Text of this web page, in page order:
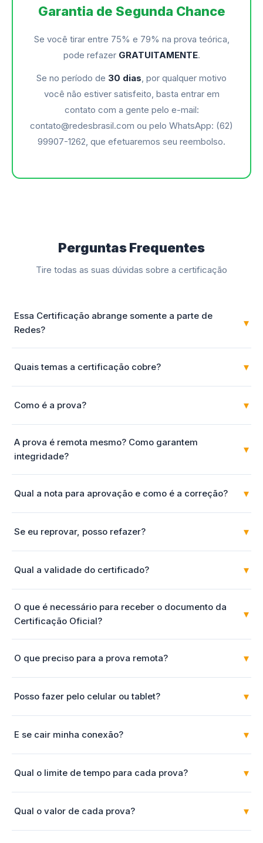
Garantia de Segunda Chance
Se você tirar entre 75% e 79% na prova teórica,
pode refazer GRATUITAMENTE.
Se no período de 30 dias, por qualquer motivo
você não estiver satisfeito, basta entrar em
contato com a gente pelo e-mail:
contato@redesbrasil.com ou pelo WhatsApp: (62)
99907-1262, que efetuaremos seu reembolso.
Perguntas Frequentes
Tire todas as suas dúvidas sobre a certificação
Essa Certificação abrange somente a parte de
Redes?
▾
Quais temas a certificação cobre? ▾
Como é a prova? ▾
A prova é remota mesmo? Como garantem
integridade?
▾
Qual a nota para aprovação e como é a correção? ▾
Se eu reprovar, posso refazer? ▾
Qual a validade do certificado? ▾
O que é necessário para receber o documento da
Certificação Oficial?
▾
O que preciso para a prova remota? ▾
Posso fazer pelo celular ou tablet? ▾
E se cair minha conexão? ▾
Qual o limite de tempo para cada prova? ▾
Qual o valor de cada prova? ▾